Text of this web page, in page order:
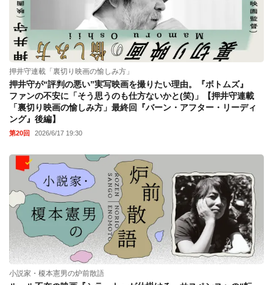
押井守連載「裏切り映画の愉しみ方」
押井守が“評判の悪い”実写映画を撮りたい理由。『ボトムズ』
ファンの不安に「そう思うのも仕方ないかと(笑)」【押井守連載
「裏切り映画の愉しみ方」最終回『バーン・アフター・リーディ
ング』後編】
第20回 2026/6/17 19:30
小説家・榎本憲男の炉前散語